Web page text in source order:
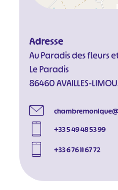
Adresse
Au Paradis des fleurs
Le Paradis
86460 AVAILLES-
+33 5 49 48 53 99
+33 6 76 11 67 72
#
#